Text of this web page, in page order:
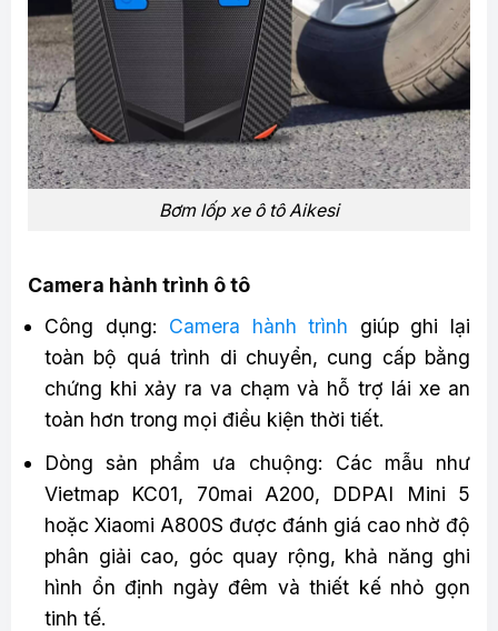
Bơm lốp xe ô tô Aikesi
Camera hành trình ô tô
Công dụng: Camera hành trình giúp ghi lại
toàn bộ quá trình di chuyển, cung cấp bằng
chứng khi xảy ra va chạm và hỗ trợ lái xe an
toàn hơn trong mọi điều kiện thời tiết.
Dòng sản phẩm ưa chuộng: Các mẫu như
Vietmap KC01, 70mai A200, DDPAI Mini 5
hoặc Xiaomi A800S được đánh giá cao nhờ độ
phân giải cao, góc quay rộng, khả năng ghi
hình ổn định ngày đêm và thiết kế nhỏ gọn
tinh tế.